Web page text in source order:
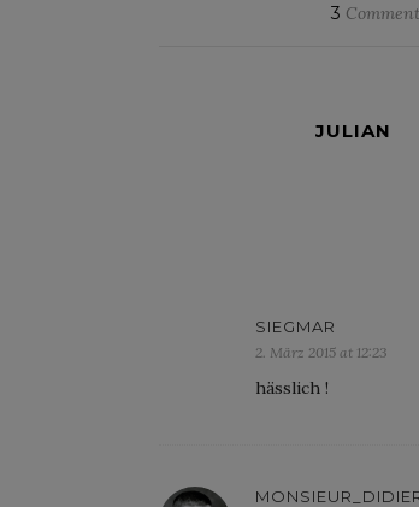
3
JULIAN
SIEGMAR
2. März 2015 at 12:23
hässlich !